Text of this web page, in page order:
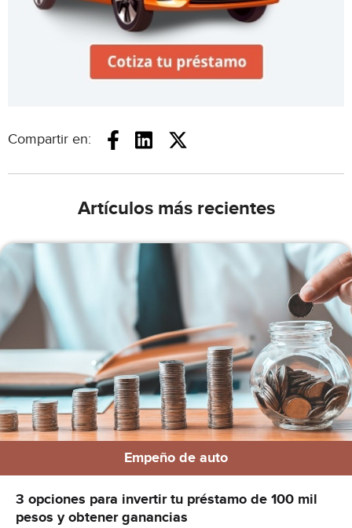
Compartir en:
Artículos más recientes
Empeño de auto
3 opciones para invertir tu préstamo de 100 mil
pesos y obtener ganancias